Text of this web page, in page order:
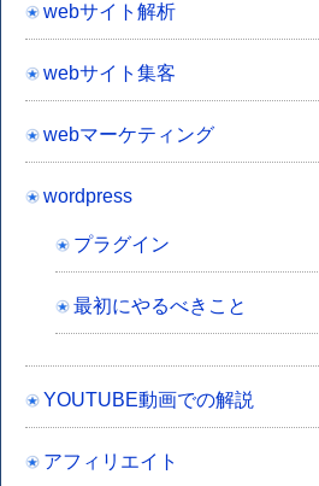
webサイト解析
webサイト集客
webマーケティング
wordpress
プラグイン
最初にやるべきこと
YOUTUBE動画での解説
アフィリエイト